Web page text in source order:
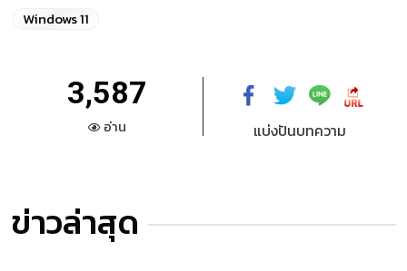
Windows 11
3,587
อ่าน แบ่งปันบทความ
ข่าวล่าสุด